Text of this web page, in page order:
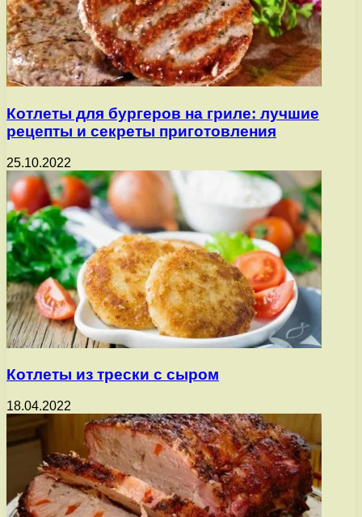
Котлеты для бургеров на гриле: лучшие
рецепты и секреты приготовления
25.10.2022
Котлеты из трески с сыром
18.04.2022